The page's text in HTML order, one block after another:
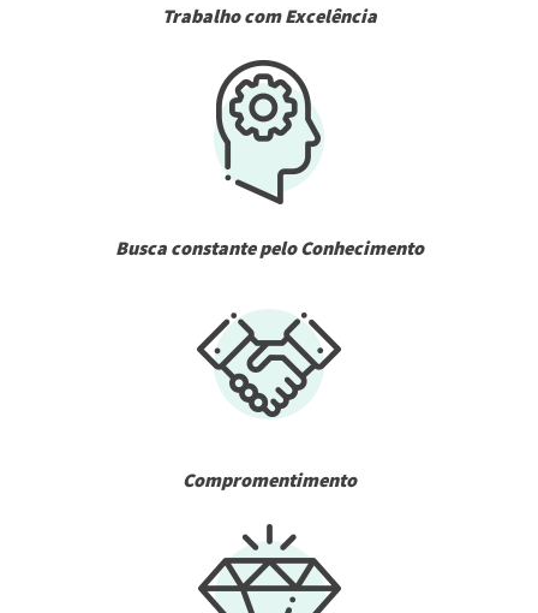
Trabalho com Excelência
Busca constante pelo Conhecimento
Compromentimento